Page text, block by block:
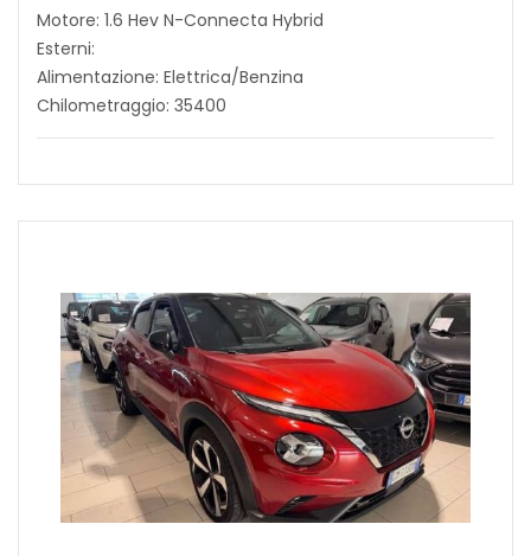
Motore: 1.6 Hev N-Connecta Hybrid
Esterni:
Alimentazione: Elettrica/Benzina
Chilometraggio: 35400